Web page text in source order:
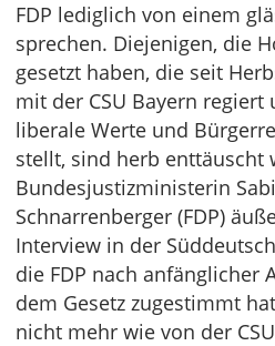
FDP lediglich von einem
sprechen. Diejenigen, die
gesetzt haben, die seit
mit der CSU Bayern
liberale Werte und
stellt, sind herb enttäuscht
Bundesjustizministerin
Schnarrenberger (FDP)
Interview in der
die FDP nach anfänglicher
dem Gesetz zugestimmt
nicht mehr wie von der